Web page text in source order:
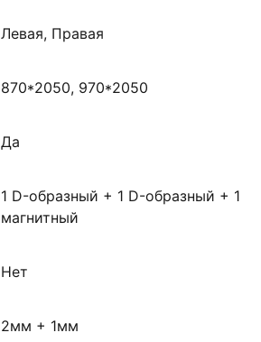
Левая, Правая
870*2050, 970*2050
Да
1 D-образный + 1 D-образный + 1
магнитный
Нет
2мм + 1мм